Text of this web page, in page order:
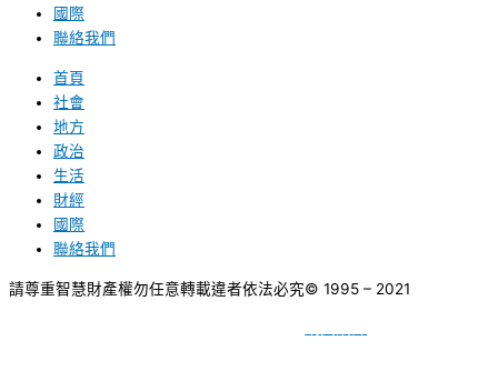
國際
聯絡我們
首頁
社會
地方
政治
生活
財經
國際
聯絡我們
請尊重智慧財產權勿任意轉載違者依法必究© 1995 – 2021